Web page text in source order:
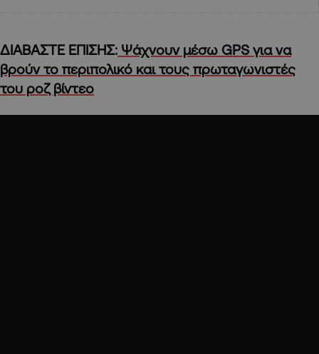
ΔΙΑΒΑΣΤΕ ΕΠΙΣΗΣ: Ψάχνουν μέσω GPS για να
βρούν το περιπολικό και τους πρωταγωνιστές
του ροζ βίντεο